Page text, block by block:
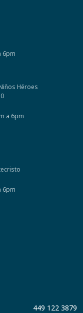
6pm
Héroes
a 6pm
6pm
449 122 3879